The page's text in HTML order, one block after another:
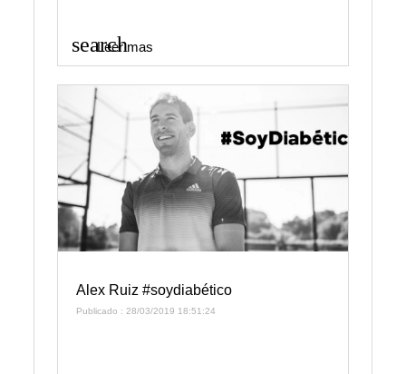
search
Leer mas
Alex Ruiz #soydiabético
Publicado : 28/03/2019 18:51:24